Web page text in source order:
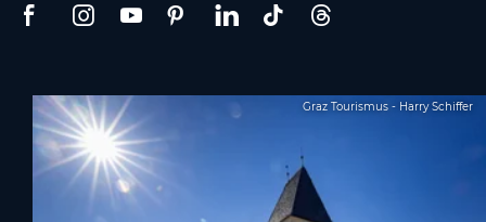
Graz Tourismus - Harry Schiffer